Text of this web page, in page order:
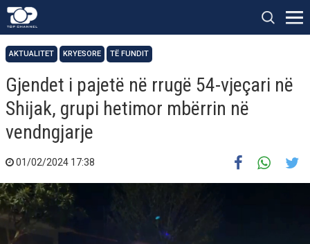
AKTUALITET KRYESORE TË FUNDIT
Gjendet i pajetë në rrugë 54-vjeçari në
Shijak, grupi hetimor mbërrin në
vendngjarje
01/02/2024 17:38